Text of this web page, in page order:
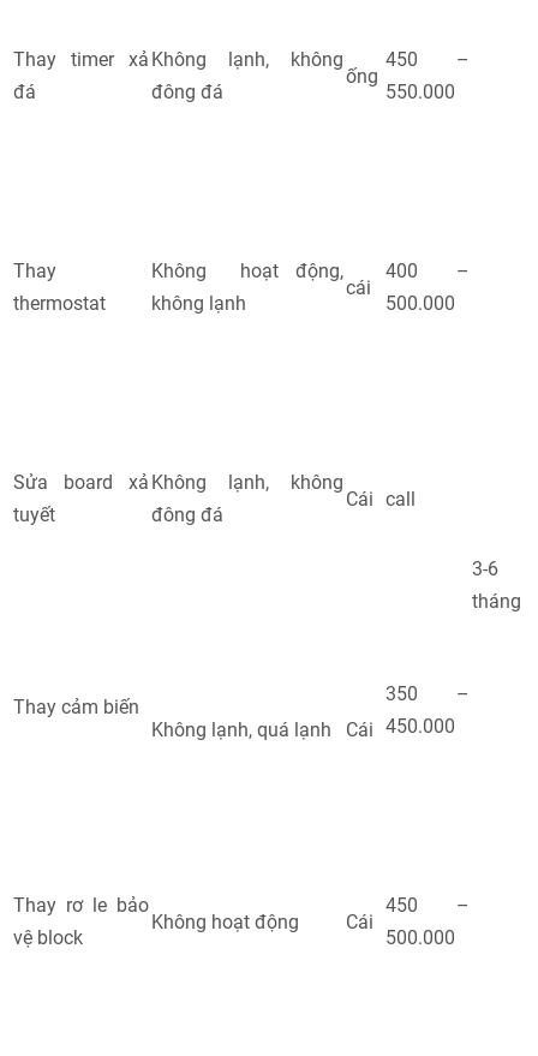
3-6
tháng
Thay timer xả
đá
Không lạnh, không
đông đá
ống
450 –
550.000
Thay
thermostat
Không hoạt động,
không lạnh
cái
400 –
500.000
Sửa board xả
tuyết
Không lạnh, không
đông đá
Cái call
Thay cảm biến
Không lạnh, quá lạnh
Cái
350 –
450.000
Thay rơ le bảo
vệ block
Không hoạt động Cái
450 –
500.000